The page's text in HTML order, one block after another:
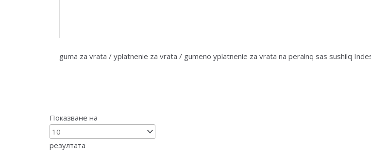
guma za vrata / yplatnenie za vrata / gumeno yplatnenie za vrata na peralnq sas sushilq
Показване на
резултата